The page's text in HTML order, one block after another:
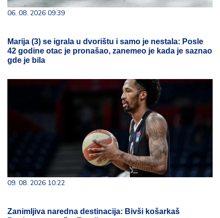
06. 08. 2026 09:39
Marija (3) se igrala u dvorištu i samo je nestala: Posle
42 godine otac je pronašao, zanemeo je kada je saznao
gde je bila
09. 08. 2026 10:22
Zanimljiva naredna destinacija: Bivši košarkaš